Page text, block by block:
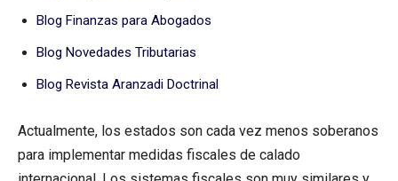
Blog Finanzas para Abogados
Blog Novedades Tributarias
Blog Revista Aranzadi Doctrinal
Actualmente, los estados son cada vez menos soberanos
para implementar medidas fiscales de calado